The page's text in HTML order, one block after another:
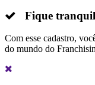
Fique
Com esse cadastro,
do mundo do